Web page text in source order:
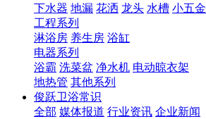
下水器 地漏 花洒 龙头 水槽 小五金
工程系列
淋浴房 养生房 浴缸
电器系列
浴霸 洗菜盆 净水机 电动晾衣架
地热管 其他系列
俊跃卫浴常识
全部 媒体报道 行业资讯 企业新闻